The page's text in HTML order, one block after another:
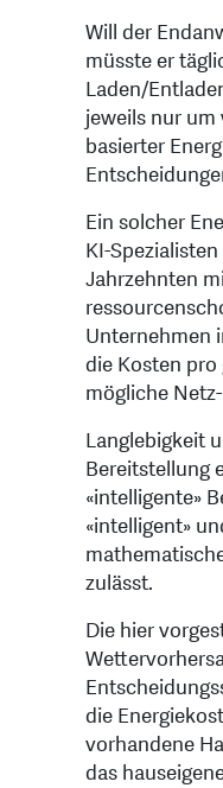
Will der
müsste er
Laden/
jeweils nur um
basierter
Ein solcher
KI-
Jahrzehnten
Unternehmen
die Kosten
mögliche
Langlebigkeit
Bereitstellung
«intelligente»
«intelligent»
zulässt.
Die hier
die
vorhandene
das